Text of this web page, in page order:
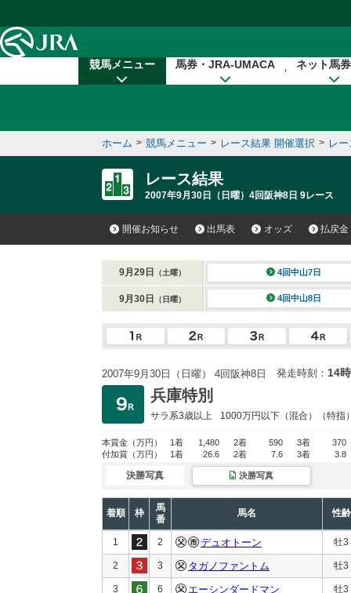
競馬メニュー 馬券・JRA-UMACA ネット馬
ホーム > 競馬メニュー > レース結果 開催選択 > レ
レース結果
2007年9月30日（日曜）4回阪神8日 9レース
開催お知らせ 出馬表 オッズ 払戻金
9月29日 （土曜） 4回中山7日
9月30日 （日曜） 4回中山8日
2007年9月30日（日曜） 4回阪神8日 発走時刻： 14
兵庫特別
サラ系3歳以上 1000万円以下 （混合）（特指
本賞金 （万円） 1着 1,480 2着 590 3着
370
付加賞 （万円） 1着 26.6 2着 7.6 3着 3.8
決勝写真 決勝写真
着順 枠
馬
番
馬名 性齢
1 2 デュオトーン 牡3
2 3 タガノファントム 牡3
3 6 エーシンダードマン 牡3